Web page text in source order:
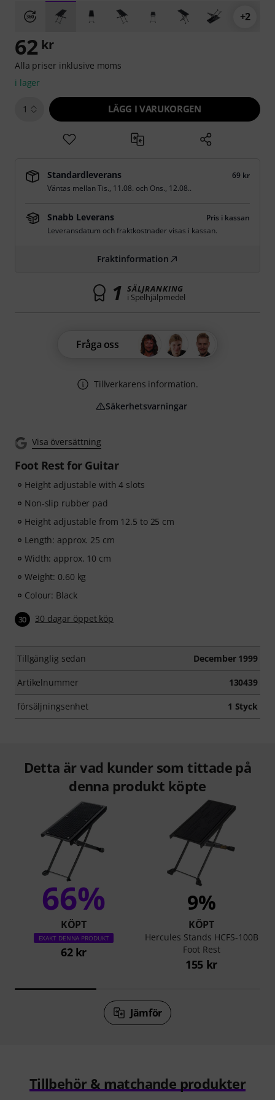
+2
Visa översättning
Foot Rest for Guitar
Height adjustable with 4 slots
Non-slip rubber pad
Height adjustable from 12.5 to 25 cm
Length: approx. 25 cm
Width: approx. 10 cm
Weight: 0.60 kg
Colour: Black
30 30 dagar öppet köp
Tillgänglig sedan December 1999
Artikelnummer 130439
försäljningsenhet 1 Styck
62 kr
Alla priser inklusive moms
i lager
1 LÄGG I VARUKORGEN
Standardleverans
69 kr
Väntas mellanTis., 11.08. och Ons., 12.08..
Snabb Leverans
Pris i kassan
Leveransdatum och fraktkostnader visas i kassan.
Fraktinformation
1 SÄLJRANKING
i Spelhjälpmedel
Fråga oss
Tillverkarens information.
Säkerhetsvarningar
Detta är vad kunder som tittade på
denna produkt köpte
66%
KÖPT
EXAKT DENNA PRODUKT
62 kr
9%
KÖPT
Hercules Stands HCFS-100B
Foot Rest
155 kr
Jämför
Tillbehör & matchande produkter